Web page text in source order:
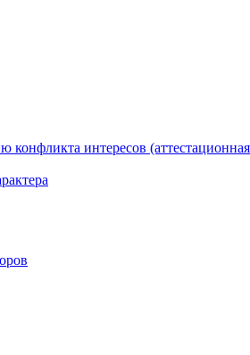
интересов